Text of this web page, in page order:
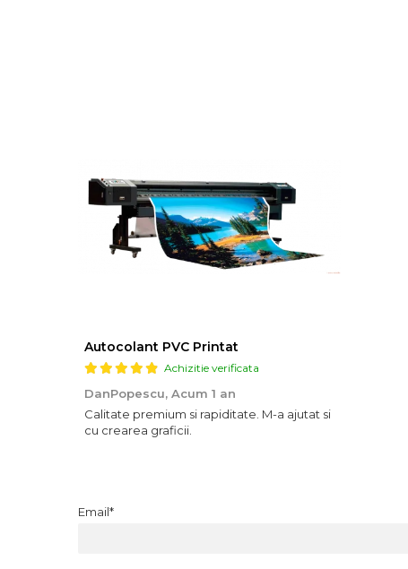
Autocolant PVC Printat
Achizitie verificata
DanPopescu, Acum 1 an
Calitate premium si rapiditate. M-a ajutat si
cu crearea graficii.
Email*